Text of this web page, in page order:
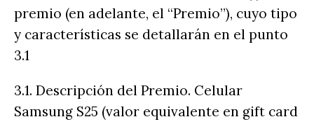
premio (en adelante, el “Premio”), cuyo tipo
y características se detallarán en el punto
3.1
3.1. Descripción del Premio. Celular
Samsung S25 (valor equivalente en gift card